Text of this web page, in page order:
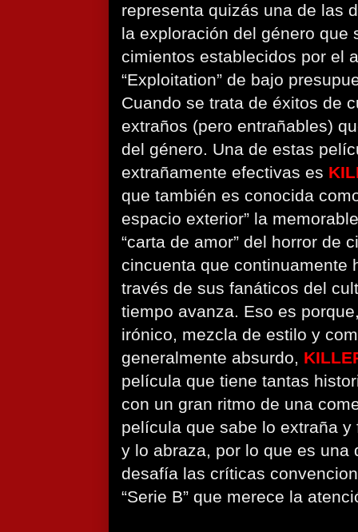
representa quizás una de las
la exploración del género que
cimientos establecidos por el
“Exploitation” de bajo
Cuando se trata de éxitos de
extraños (pero entrañables)
del género. Una de estas
extrañamente efectivas es
que también es conocida
espacio exterior” la
“carta de amor” del horror de
cincuenta que continuamente
través de sus fanáticos del
tiempo avanza. Eso es
irónico, mezcla de estilo y
generalmente absurdo,
película que tiene tantas
con un gran ritmo de una
película que sabe lo extraña
y lo abraza, por lo que es una
desafía las críticas
“Serie B” que merece la